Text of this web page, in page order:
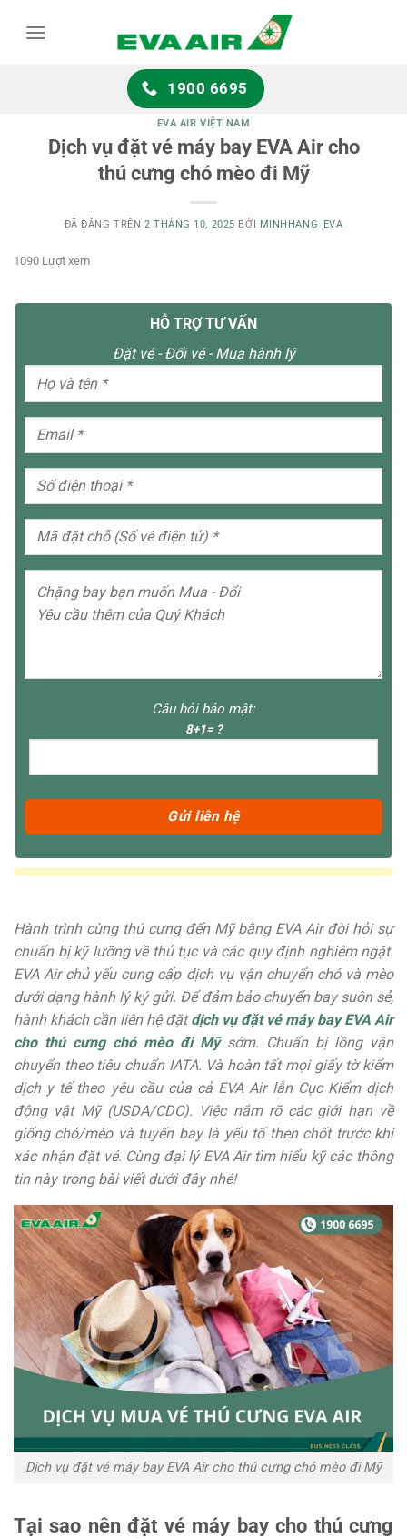
1900 6695
EVA AIR VIỆT NAM
Dịch vụ đặt vé máy bay EVA Air cho
thú cưng chó mèo đi Mỹ
ĐÃ ĐĂNG TRÊN 2 THÁNG 10, 2025 BỞI MINHHANG_EVA
1090 Lượt xem
HỖ TRỢ TƯ VẤN
Đặt vé - Đổi vé - Mua hành lý
Câu hỏi bảo mật:
8+1= ?
Hành trình cùng thú cưng đến Mỹ bằng EVA Air đòi hỏi sự
chuẩn bị kỹ lưỡng về thủ tục và các quy định nghiêm ngặt.
EVA Air chủ yếu cung cấp dịch vụ vận chuyển chó và mèo
dưới dạng hành lý ký gửi. Để đảm bảo chuyến bay suôn sẻ,
hành khách cần liên hệ đặtdịch vụ đặt vé máy bay EVA Air
cho thú cưng chó mèo đi Mỹsớm. Chuẩn bị lồng vận
chuyển theo tiêu chuẩn IATA. Và hoàn tất mọi giấy tờ kiểm
dịch y tế theo yêu cầu của cả EVA Air lẫn Cục Kiểm dịch
động vật Mỹ (USDA/CDC). Việc nắm rõ các giới hạn về
giống chó/mèo và tuyến bay là yếu tố then chốt trước khi
xác nhận đặt vé. Cùng đại lý EVA Air tìm hiểu kỹ các thông
tin này trong bài viết dưới đây nhé!
Dịch vụ đặt vé máy bay EVA Air cho thú cưng chó mèo đi Mỹ
Tại sao nên đặt vé máy bay cho thú cưng